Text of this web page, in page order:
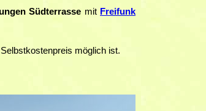
Südterrasse mit Freifunk
möglich ist.